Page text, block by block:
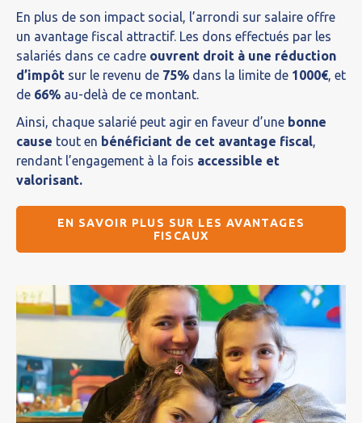
En plus de son impact social, l’arrondi sur salaire offre
un avantage fiscal attractif. Les dons effectués par les
salariés dans ce cadre ouvrent droit à une réduction
d’impôt sur le revenu de 75% dans la limite de 1000€, et
de 66% au-delà de ce montant.
Ainsi, chaque salarié peut agir en faveur d’une bonne
cause tout en bénéficiant de cet avantage fiscal,
rendant l’engagement à la fois accessible et
valorisant.
EN SAVOIR PLUS SUR LES AVANTAGES
FISCAUX